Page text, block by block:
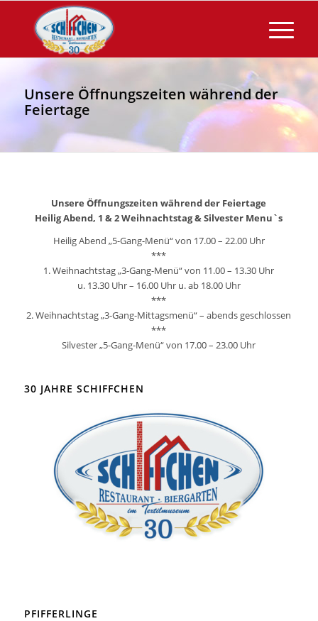
Unsere Öffnungszeiten während der
Feiertage
Unsere Öffnungszeiten während der Feiertage
Heilig Abend, 1 & 2 Weihnachtstag & Silvester Menu`s
Heilig Abend „5-Gang-Menü“ von 17.00 – 22.00 Uhr
***
1. Weihnachtstag „3-Gang-Menü“ von 11.00 – 13.30 Uhr
u. 13.30 Uhr – 16.00 Uhr u. ab 18.00 Uhr
***
2. Weihnachtstag „3-Gang-Mittagsmenü“ – abends geschlossen
***
Silvester „5-Gang-Menü“ von 17.00 – 23.00 Uhr
30 JAHRE SCHIFFCHEN
PFIFFERLINGE